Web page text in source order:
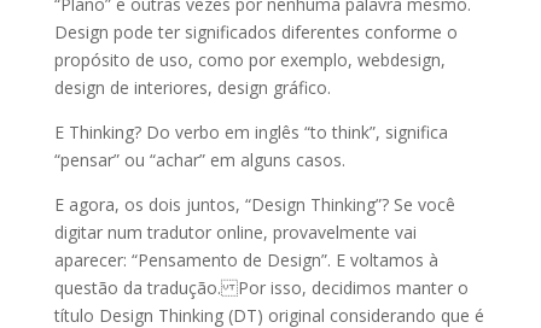
Design pode ter significados diferentes conforme o
propósito de uso, como por exemplo, webdesign,
design de interiores, design gráfico.
E Thinking?Do verbo em inglês “to think”, significa
“pensar” ou “achar” em alguns casos.
E agora, os dois juntos, “Design Thinking”?Se você
digitar num tradutor online, provavelmente vai
aparecer: “Pensamento de Design”. E voltamos à
questão da tradução. Por isso, decidimos manter o
título Design Thinking (DT) original considerando que é